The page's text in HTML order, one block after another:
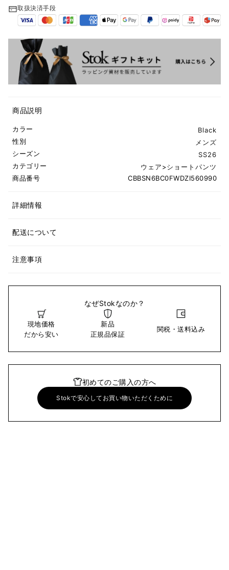
取扱決済手段
商品説明
カラー
Black
性別
メンズ
シーズン
SS26
カテゴリー
ウェア>ショートパンツ
商品番号
CBBSN6BC0FWDZI560990
詳細情報
配送について
注意事項
なぜStokなのか？
現地価格
だから安い
新品
正規品保証
関税・送料込み
初めてのご購入の方へ
Stokで安心してお買い物いただくために